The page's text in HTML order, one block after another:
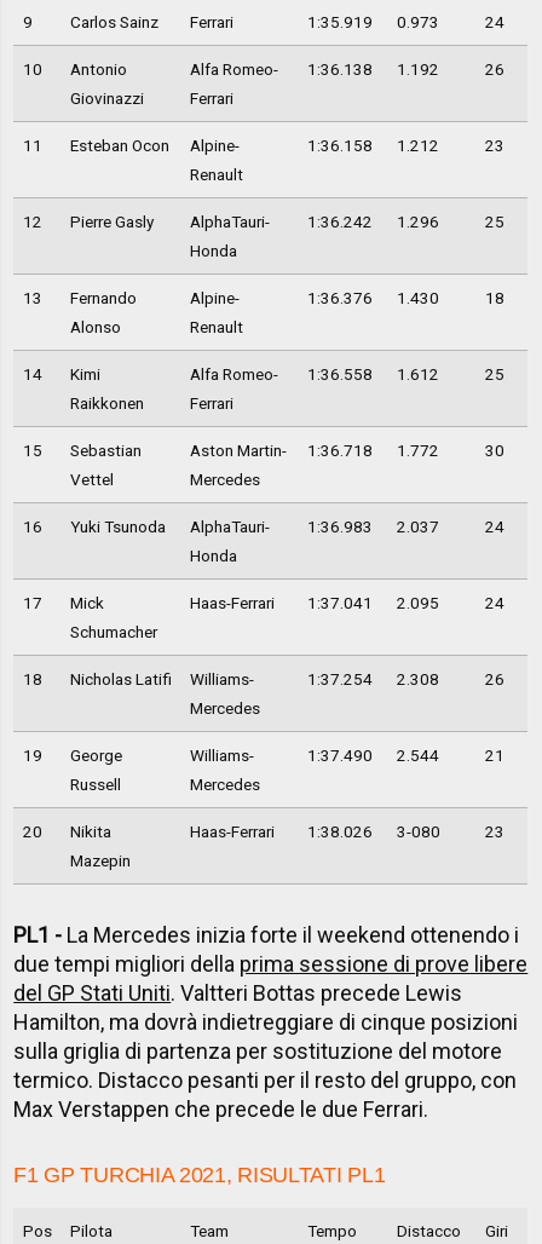
9 Carlos Sainz Ferrari 1:35.919 0.973 24
10
Antonio
Giovinazzi
Alfa Romeo-
Ferrari
1:36.138 1.192 26
11 Esteban Ocon
Alpine-
Renault
1:36.158 1.212 23
12 Pierre Gasly
AlphaTauri-
Honda
1:36.242 1.296 25
13
Fernando
Alonso
Alpine-
Renault
1:36.376 1.430 18
14
Kimi
Raikkonen
Alfa Romeo-
Ferrari
1:36.558 1.612 25
15
Sebastian
Vettel
Aston Martin-
Mercedes
1:36.718 1.772 30
16 Yuki Tsunoda
AlphaTauri-
Honda
1:36.983 2.037 24
17
Mick
Schumacher
Haas-Ferrari 1:37.041 2.095 24
18 Nicholas Latifi
Williams-
Mercedes
1:37.254 2.308 26
19
George
Russell
Williams-
Mercedes
1:37.490 2.544 21
20
Nikita
Mazepin
Haas-Ferrari 1:38.026 3-080 23
PL1 - La Mercedes inizia forte il weekend ottenendo i
due tempi migliori della prima sessione di prove libere
del GP Stati Uniti. Valtteri Bottas precede Lewis
Hamilton, ma dovrà indietreggiare di cinque posizioni
sulla griglia di partenza per sostituzione del motore
termico. Distacco pesanti per il resto del gruppo, con
Max Verstappen che precede le due Ferrari.
F1 GP TURCHIA 2021, RISULTATI PL1
Pos Pilota Team Tempo Distacco Giri